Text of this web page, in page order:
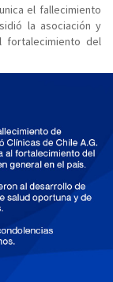
el fallecimiento
la asociación y
del